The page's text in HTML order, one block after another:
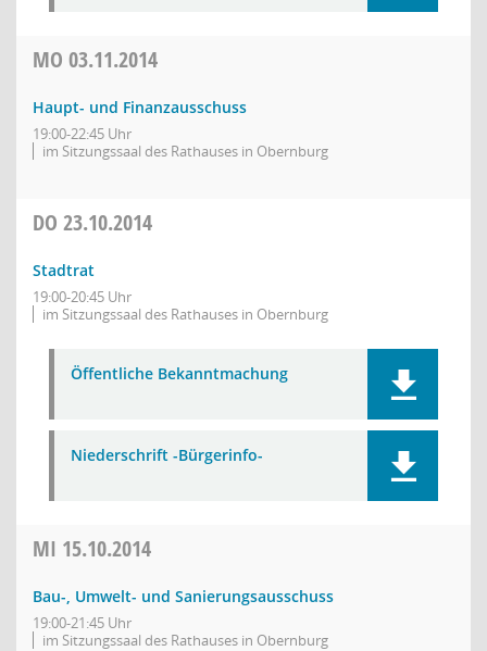
MO 03.11.2014
Haupt- und Finanzausschuss
19:00-22:45 Uhr
im Sitzungssaal des Rathauses in Obernburg
DO 23.10.2014
Stadtrat
19:00-20:45 Uhr
im Sitzungssaal des Rathauses in Obernburg
Öffentliche Bekanntmachung
Niederschrift -Bürgerinfo-
MI 15.10.2014
Bau-, Umwelt- und Sanierungsausschuss
19:00-21:45 Uhr
im Sitzungssaal des Rathauses in Obernburg